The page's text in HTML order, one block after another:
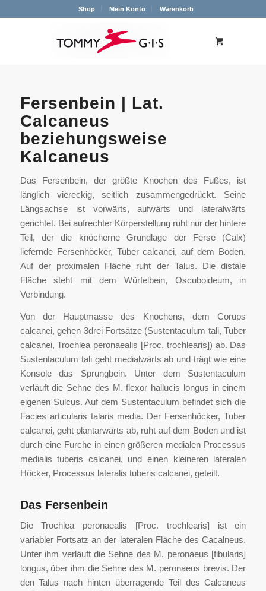
Shop Mein Konto Warenkorb
Fersenbein | Lat.
Calcaneus
beziehungsweise
Kalcaneus
Das Fersenbein, der größte Knochen des Fußes, ist
länglich viereckig, seitlich zusammengedrückt. Seine
Längsachse ist vorwärts, aufwärts und lateralwärts
gerichtet. Bei aufrechter Körperstellung ruht nur der hintere
Teil, der die knöcherne Grundlage der Ferse (Calx)
liefernde Fersenhöcker, Tuber calcanei, auf dem Boden.
Auf der proximalen Fläche ruht der Talus. Die distale
Fläche steht mit dem Würfelbein, Oscuboideum, in
Verbindung.
Von der Hauptmasse des Knochens, dem Corups
calcanei, gehen 3drei Fortsätze (Sustentaculum tali, Tuber
calcanei, Trochlea peronaealis [Proc. trochlearis]) ab. Das
Sustentaculum tali geht medialwärts ab und trägt wie eine
Konsole das Sprungbein. Unter dem Sustentaculum
verläuft die Sehne des M. flexor hallucis longus in einem
eigenen Sulcus. Auf dem Sustentaculum befindet sich die
Facies articularis talaris media. Der Fersenhöcker, Tuber
calcanei, geht plantarwärts ab, ruht auf dem Boden und ist
durch eine Furche in einen größeren medialen Processus
medialis tuberis calcanei, und einen kleineren lateralen
Höcker, Processus lateralis tuberis calcanei, geteilt.
Das Fersenbein
Die Trochlea peronaealis [Proc. trochlearis] ist ein
variabler Fortsatz an der lateralen Fläche des Cacalneus.
Unter ihm verläuft die Sehne des M. peronaeus [fibularis]
longus, über ihm die Sehne des M. peronaeus brevis. Der
den Talus nach hinten überragende Teil des Calcaneus